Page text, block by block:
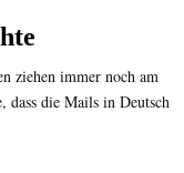
ziehen immer noch am
dass die Mails in Deutsch